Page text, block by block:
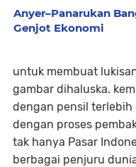
Anyer–Panarukan
Genjot Ekonomi
untuk membuat
gambar dihaluska.
dengan pensil
dengan proses
tak hanya Pasar
berbagai penjuru